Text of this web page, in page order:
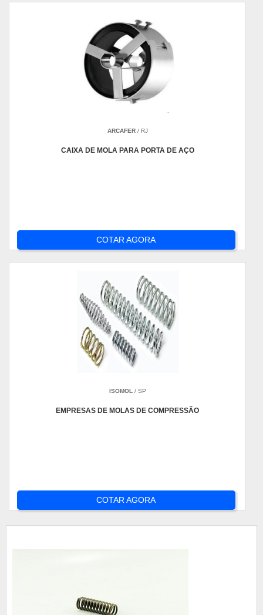
ARCAFER/ RJ
CAIXA DE MOLA PARA PORTA DE AÇO
COTAR AGORA
ISOMOL / SP
EMPRESAS DE MOLAS DE COMPRESSÃO
COTAR AGORA